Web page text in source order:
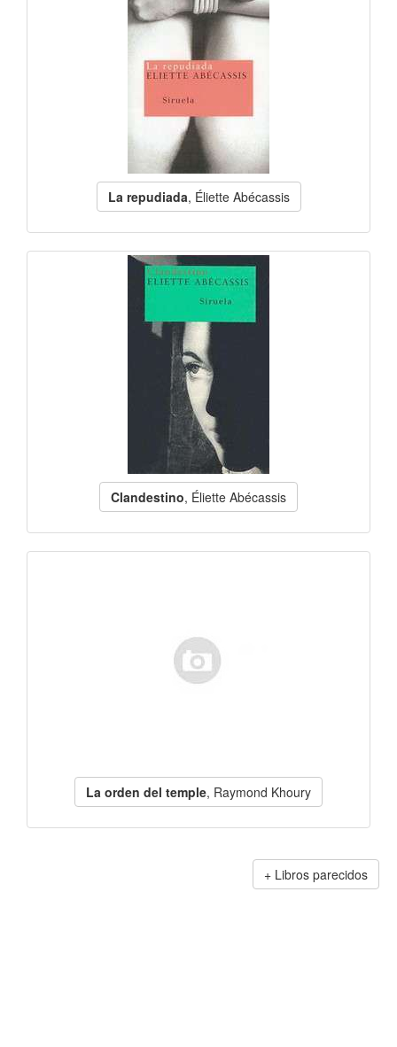
La repudiada, Éliette Abécassis
Clandestino, Éliette Abécassis
La orden del temple, Raymond Khoury
Libros parecidos